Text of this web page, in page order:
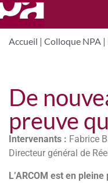
Accueil | Colloque NPA |
De
preuve
Intervenants : Fabrice
Directeur général de
L’ARCOM est en